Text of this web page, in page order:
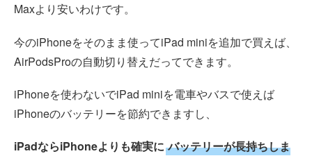
Maxより安いわけです。
今のiPhoneをそのまま使ってiPad miniを追加で買えば、
AirPodsProの自動切り替えだってできます。
iPhoneを使わないでiPad miniを電車やバスで使えば
iPhoneのバッテリーを節約できますし、
iPadならiPhoneよりも確実に バッテリーが長持ちしま